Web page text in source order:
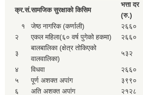
क्र.सं.सामजिक सुरक्षाको किसिम
भत्ता दर
(रु.)
१
जेष्ठ नागरिक (कर्णाली)
२६६०
२
एकल महिला(६० वर्ष पुगेको हकमा) २६६०
३
बालबालिका (क्षेत्र तोकिएको
वालवालिका)
५३२
४ विधवा
२६६०
५
पूर्ण अशक्त अपांग
३९९०
६
अति अशक्त अपांग
२१२८